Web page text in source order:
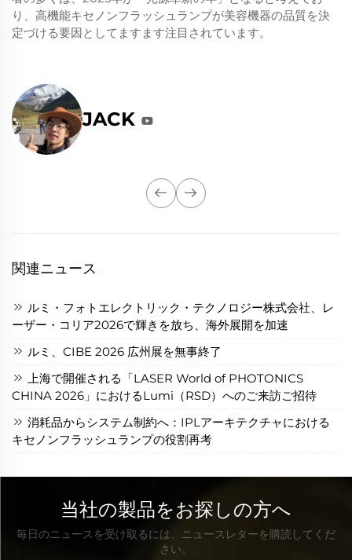
り、高機能キセノンフラッシュランプが美容機器の品質を決
定づける要因としてますます注目されています。
JACK
関連ニュース
ルミ・フォトエレクトリック・テクノロジー株式会社、レ
ーザー・コリア2026で輝きを放ち、海外展開を加速
ルミ、CIBE 2026 広州展を無事終了
上海で開催される「LASER World of PHOTONICS
CHINA 2026」におけるLumi（RSD）へのご来訪ご招待
消耗品からシステム制約へ：IPLアーキテクチャにおける
キセノンフラッシュランプの役割再考
当社の製品をお探しの方へ
毎日のニュースを受け取るには、ニュースレターを購読してくだ
さい。